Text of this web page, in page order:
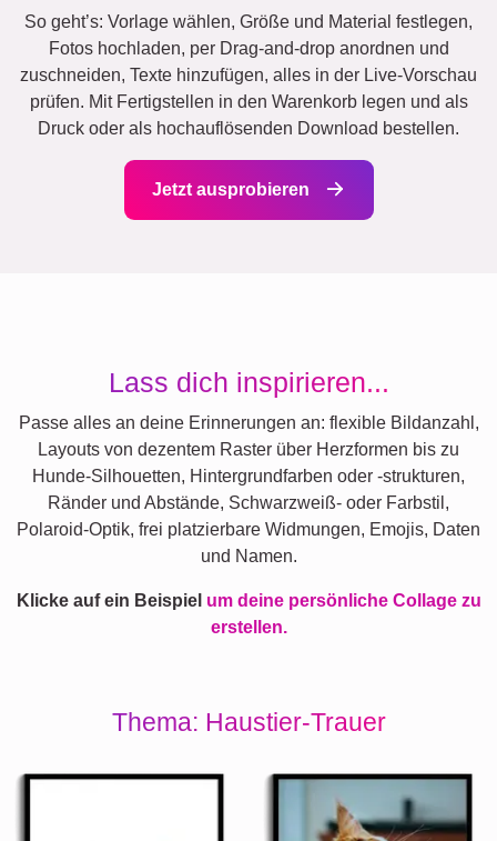
So geht’s: Vorlage wählen, Größe und Material festlegen,
Fotos hochladen, per Drag-and-drop anordnen und
zuschneiden, Texte hinzufügen, alles in der Live-Vorschau
prüfen. Mit Fertigstellen in den Warenkorb legen und als
Druck oder als hochauflösenden Download bestellen.
Jetzt ausprobieren
Lass dich inspirieren...
Passe alles an deine Erinnerungen an: flexible Bildanzahl,
Layouts von dezentem Raster über Herzformen bis zu
Hunde-Silhouetten, Hintergrundfarben oder -strukturen,
Ränder und Abstände, Schwarzweiß- oder Farbstil,
Polaroid-Optik, frei platzierbare Widmungen, Emojis, Daten
und Namen.
Klicke auf ein Beispiel um deine persönliche Collage zu
erstellen.
Thema: Haustier-Trauer